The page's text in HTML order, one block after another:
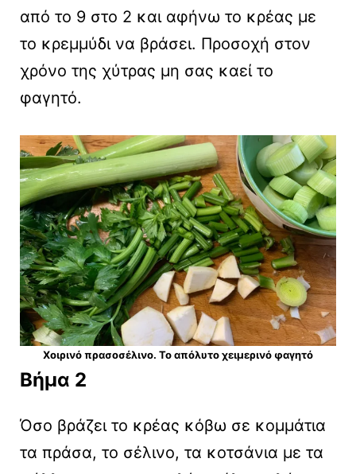
από το 9 στο 2 και αφήνω το κρέας με
το κρεμμύδι να βράσει. Προσοχή στον
χρόνο της χύτρας μη σας καεί το
φαγητό.
Χοιρινό πρασοσέλινο. Το απόλυτο χειμερινό φαγητό
Βήμα 2
Όσο βράζει το κρέας κόβω σε κομμάτια
τα πράσα, το σέλινο, τα κοτσάνια με τα